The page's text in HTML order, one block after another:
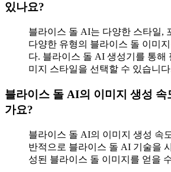
있나요?
블라이스 돌 AI는 다양한 스타일,
다양한 유형의 블라이스 돌 이미
다. 블라이스 돌 AI 생성기를 통해
미지 스타일을 선택할 수 있습니
블라이스 돌 AI의 이미지 생성 속
가요?
블라이스 돌 AI의 이미지 생성 속
반적으로 블라이스 돌 AI 기술을
성된 블라이스 돌 이미지를 얻을